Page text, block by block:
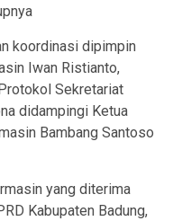
koordinasi dipimpin
Iwan Ristianto,
Sekretariat
didampingi Ketua
Bambang Santoso
yang diterima
Kabupaten Badung,